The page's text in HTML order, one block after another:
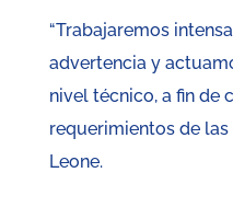
“Trabajaremos
advertencia y
nivel técnico, a fin de
requerimientos de las
Leone.